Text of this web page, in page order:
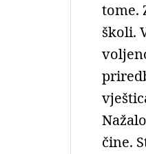
tome.
školi.
čine.